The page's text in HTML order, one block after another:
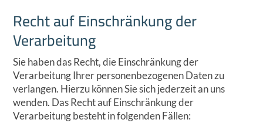
Recht auf Einschränkung der
Verarbeitung
Sie haben das Recht, die Einschränkung der
Verarbeitung Ihrer personenbezogenen Daten zu
verlangen. Hierzu können Sie sich jederzeit an uns
wenden. Das Recht auf Einschränkung der
Verarbeitung besteht in folgenden Fällen: